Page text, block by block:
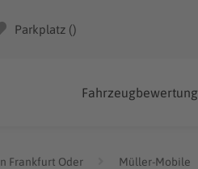
Parkplatz ()
Fahrzeugbewertung
Frankfurt Oder Müller-Mobile